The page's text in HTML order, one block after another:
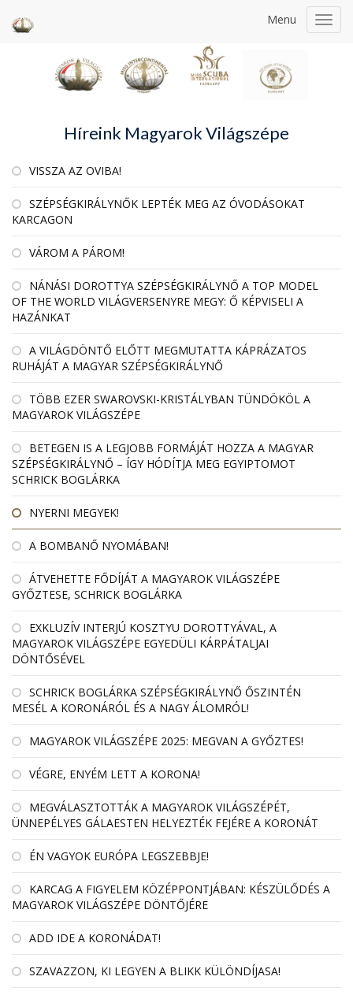
Menu
Híreink Magyarok Világszépe
VISSZA AZ OVIBA!
SZÉPSÉGKIRÁLYNŐK LEPTÉK MEG AZ ÓVODÁSOKAT
KARCAGON
VÁROM A PÁROM!
NÁNÁSI DOROTTYA SZÉPSÉGKIRÁLYNŐ A TOP MODEL
OF THE WORLD VILÁGVERSENYRE MEGY: Ő KÉPVISELI A
HAZÁNKAT
A VILÁGDÖNTŐ ELŐTT MEGMUTATTA KÁPRÁZATOS
RUHÁJÁT A MAGYAR SZÉPSÉGKIRÁLYNŐ
TÖBB EZER SWAROVSKI-KRISTÁLYBAN TÜNDÖKÖL A
MAGYAROK VILÁGSZÉPE
BETEGEN IS A LEGJOBB FORMÁJÁT HOZZA A MAGYAR
SZÉPSÉGKIRÁLYNŐ – ÍGY HÓDÍTJA MEG EGYIPTOMOT
SCHRICK BOGLÁRKA
NYERNI MEGYEK!
A BOMBANŐ NYOMÁBAN!
ÁTVEHETTE FŐDÍJÁT A MAGYAROK VILÁGSZÉPE
GYŐZTESE, SCHRICK BOGLÁRKA
EXKLUZÍV INTERJÚ KOSZTYU DOROTTYÁVAL, A
MAGYAROK VILÁGSZÉPE EGYEDÜLI KÁRPÁTALJAI
DÖNTŐSÉVEL
SCHRICK BOGLÁRKA SZÉPSÉGKIRÁLYNŐ ŐSZINTÉN
MESÉL A KORONÁRÓL ÉS A NAGY ÁLOMRÓL!
MAGYAROK VILÁGSZÉPE 2025: MEGVAN A GYŐZTES!
VÉGRE, ENYÉM LETT A KORONA!
MEGVÁLASZTOTTÁK A MAGYAROK VILÁGSZÉPÉT,
ÜNNEPÉLYES GÁLAESTEN HELYEZTÉK FEJÉRE A KORONÁT
ÉN VAGYOK EURÓPA LEGSZEBBJE!
KARCAG A FIGYELEM KÖZÉPPONTJÁBAN: KÉSZÜLŐDÉS A
MAGYAROK VILÁGSZÉPE DÖNTŐJÉRE
ADD IDE A KORONÁDAT!
SZAVAZZON, KI LEGYEN A BLIKK KÜLÖNDÍJASA!